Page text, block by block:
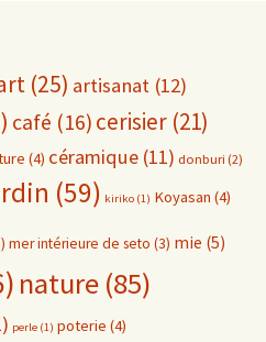
(25) artisanat (12)
café (16) cerisier (21)
(4) céramique (11) donburi (2)
(59) kiriko (1) Koyasan (4)
mer intérieure de seto (3) mie (5)
nature (85)
perle (1) poterie (4)